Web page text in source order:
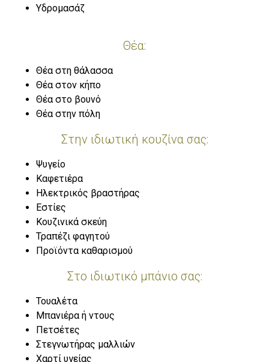
Υδρομασάζ
Θέα:
Θέα στη θάλασσα
Θέα στον κήπο
Θέα στο βουνό
Θέα στην πόλη
Στην ιδιωτική κουζίνα σας:
Ψυγείο
Καφετιέρα
Ηλεκτρικός βραστήρας
Εστίες
Κουζινικά σκεύη
Τραπέζι φαγητού
Προϊόντα καθαρισμού
Στο ιδιωτικό μπάνιο σας:
Τουαλέτα
Μπανιέρα ή ντους
Πετσέτες
Στεγνωτήρας μαλλιών
Χαρτί υγείας